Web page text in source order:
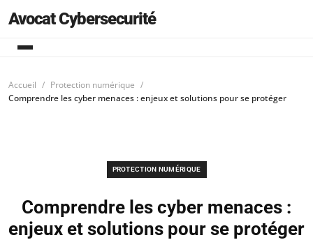
Avocat Cybersecurité
Accueil
Protection numérique
Comprendre les cyber menaces : enjeux et solutions pour se protéger
PROTECTION NUMÉRIQUE
Comprendre les cyber menaces :
enjeux et solutions pour se protéger